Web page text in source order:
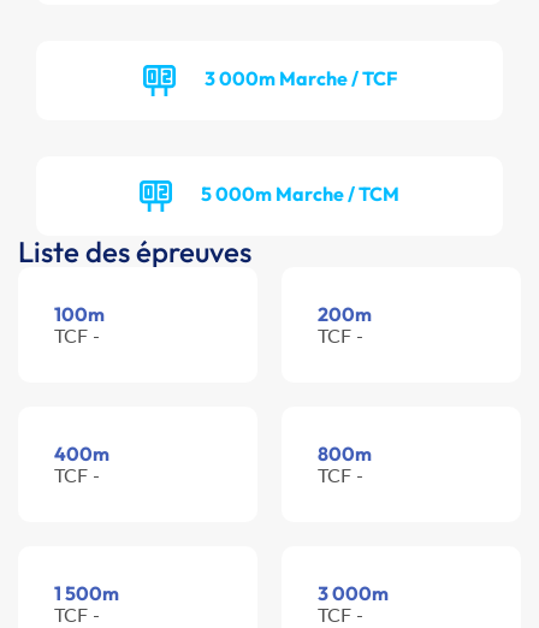
3 000m Marche / TCF
5 000m Marche / TCM
Liste des épreuves
100m
TCF -
200m
TCF -
400m
TCF -
800m
TCF -
1 500m
TCF -
3 000m
TCF -